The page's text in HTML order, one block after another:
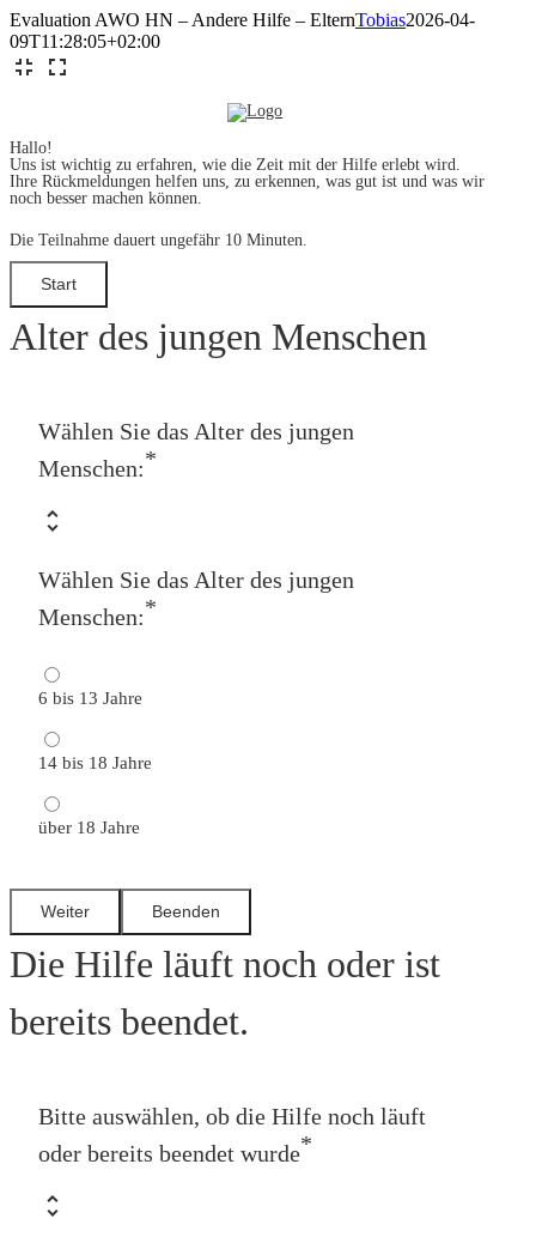
Zum
Inhalt
springen
Evaluation AWO HN – Andere Hilfe – ElternTobias2026-04-
09T11:28:05+02:00
Hallo!
Uns ist wichtig zu erfahren, wie die Zeit mit der Hilfe erlebt wird.
Ihre Rückmeldungen helfen uns, zu erkennen, was gut ist und was wir
noch besser machen können.
Die Teilnahme dauert ungefähr 10 Minuten.
Alter des jungen Menschen
Wählen Sie das Alter des jungen
Menschen:*
Wählen Sie das Alter des jungen
Menschen:*
6 bis 13 Jahre
14 bis 18 Jahre
über 18 Jahre
Die Hilfe läuft noch oder ist
bereits beendet.
Bitte auswählen, ob die Hilfe noch läuft
oder bereits beendet wurde*